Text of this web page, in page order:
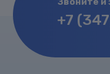
+7